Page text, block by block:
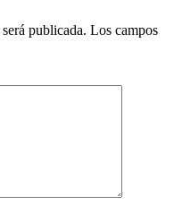
publicada. Los campos